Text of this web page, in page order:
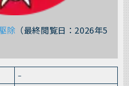
除 （最終閲覧日：2026年5
–